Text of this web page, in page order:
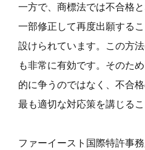
一方で、商標法では不合格
一部修正して再度出願する
設けられています。この方
も非常に有効です。そのた
的に争うのではなく、不合
最も適切な対応策を講じるこ
ファーイースト国際特許事